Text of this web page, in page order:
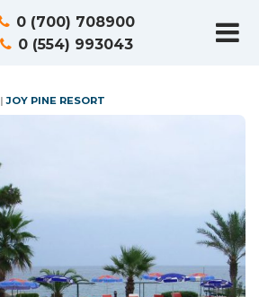
0 (700) 708900
0 (554) 993043
|JOY PINE RESORT